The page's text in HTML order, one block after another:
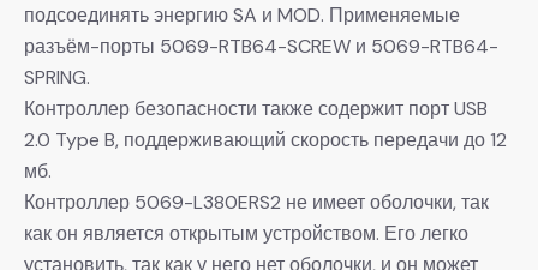
подсоединять энергию SA и MOD. Применяемые
разъём-порты 5069-RTB64-SCREW и 5069-RTB64-
SPRING.
Контроллер безопасности также содержит порт USB
2.0 Type B, поддерживающий скорость передачи до 12
мб.
Контроллер 5069-L380ERS2 не имеет оболочки, так
как он является открытым устройством. Его легко
установить, так как у него нет оболочки, и он может